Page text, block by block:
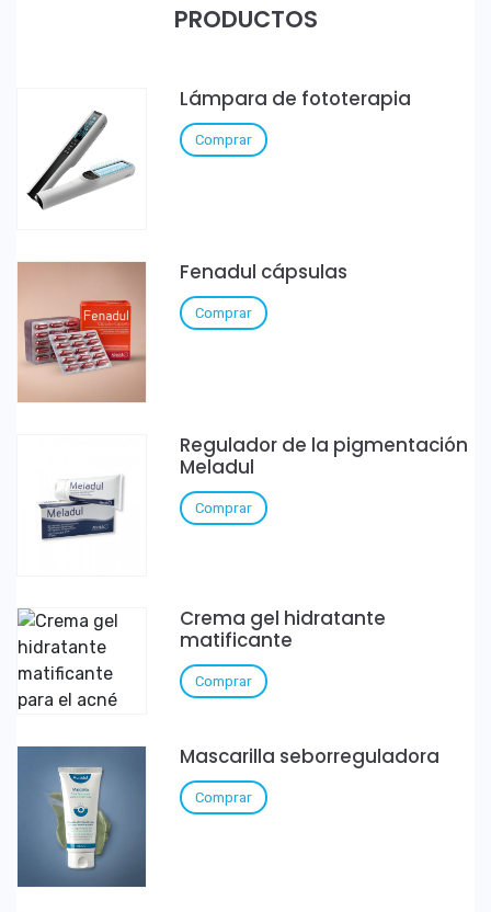
PRODUCTOS
Lámpara de fototerapia
Comprar
Fenadul cápsulas
Comprar
Regulador de la pigmentación
Meladul
Comprar
Crema gel hidratante
matificante
Comprar
Mascarilla seborreguladora
Comprar